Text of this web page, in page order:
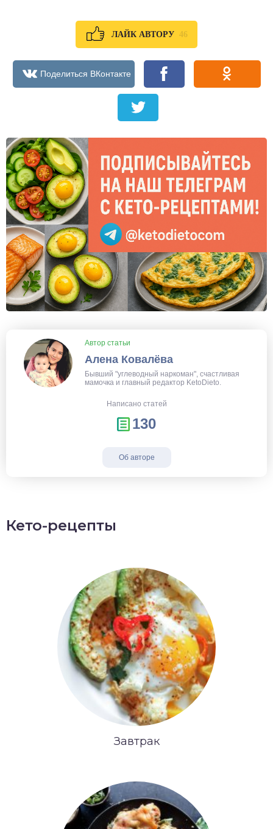
ЛАЙК АВТОРУ 46
Автор статьи
Алена Ковалёва
Бывший "углеводный наркоман", счастливая
мамочка и главный редактор KetoDieto.
Написано статей
130
Об авторе
Кето-рецепты
Завтрак